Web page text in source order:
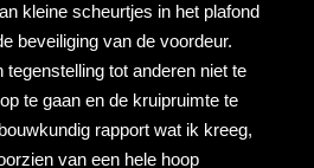
kleine scheurtjes in het plafond
beveiliging van de voordeur.
tegenstelling tot anderen niet te
te gaan en de kruipruimte te
rapport wat ik kreeg,
van een hele hoop